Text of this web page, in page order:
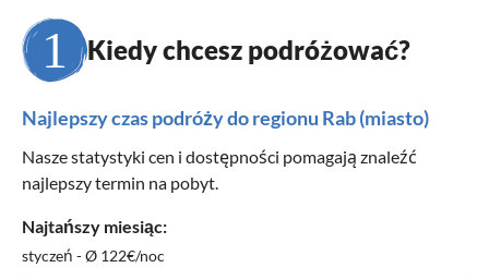
Kiedy chcesz podróżować?
Najlepszy czas podróży do regionu Rab (miasto)
Nasze statystyki cen i dostępności pomagają znaleźć
najlepszy termin na pobyt.
Najtańszy miesiąc:
styczeń - Ø 122€/noc